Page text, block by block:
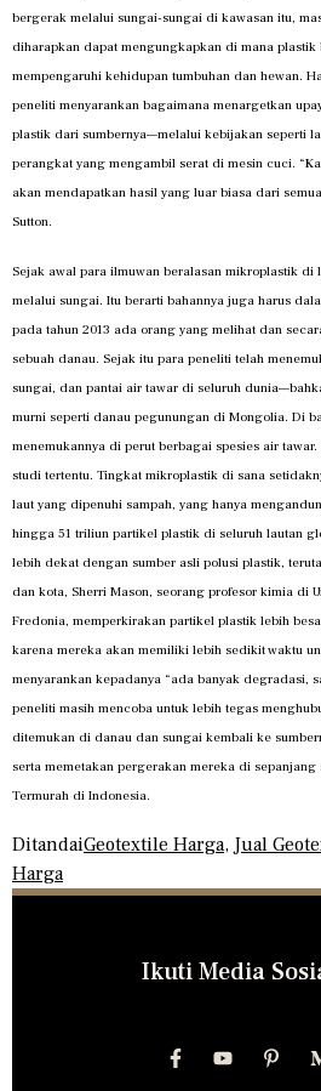
bergerak melalui sungai-sungai di kawasan itu,
diharapkan dapat mengungkapkan di mana
mempengaruhi kehidupan tumbuhan dan hewan.
peneliti menyarankan bagaimana menargetkan
plastik dari sumbernya—melalui kebijakan seperti
perangkat yang mengambil serat di mesin cuci.
akan mendapatkan hasil yang luar biasa dari
Sutton.
Sejak awal para ilmuwan beralasan mikroplastik
melalui sungai. Itu berarti bahannya juga harus
pada tahun 2013 ada orang yang melihat dan
sebuah danau. Sejak itu para peneliti telah
sungai, dan pantai air tawar di seluruh
murni seperti danau pegunungan di Mongolia. Di
menemukannya di perut berbagai spesies air
studi tertentu. Tingkat mikroplastik di sana
laut yang dipenuhi sampah, yang hanya
hingga 51 triliun partikel plastik di seluruh lautan
lebih dekat dengan sumber asli polusi plastik,
dan kota, Sherri Mason, seorang profesor kimia di
Fredonia, memperkirakan partikel plastik lebih
karena mereka akan memiliki lebih sedikit waktu
menyarankan kepadanya “ada banyak degradasi,
peneliti masih mencoba untuk lebih tegas
ditemukan di danau dan sungai kembali ke
serta memetakan pergerakan mereka di
Termurah di Indonesia.
DitandaiGeotextile Harga, Jual
Harga
Ikuti Media